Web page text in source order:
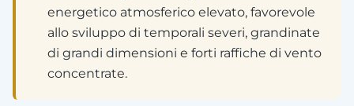
energetico atmosferico elevato, favorevole
allo sviluppo di temporali severi, grandinate
di grandi dimensioni e forti raffiche di vento
concentrate.